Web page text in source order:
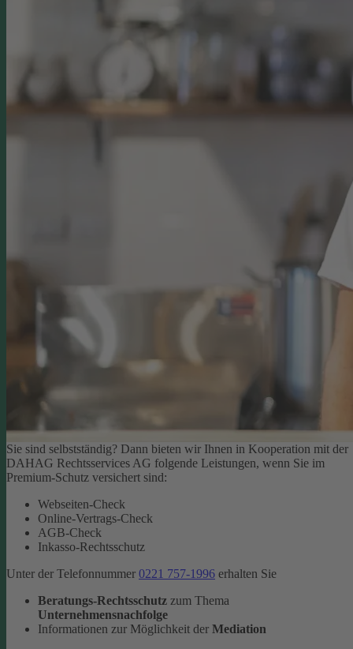
Sie sind selbstständig? Dann bieten wir Ihnen in Kooperation mit der
DAHAG Rechtsservices AG folgende Leistungen, wenn Sie im
Premium-Schutz versichert sind:
Webseiten-Check
Online-Vertrags-Check
AGB-Check
Inkasso-Rechtsschutz
Unter der Telefonnummer 0221 757-1996 erhalten Sie
Beratungs-Rechtsschutz zum Thema
Unternehmensnachfolge
Informationen zur Möglichkeit der Mediation